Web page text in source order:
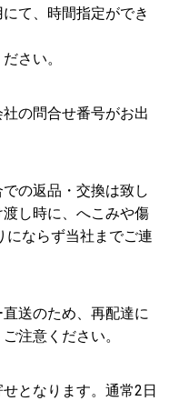
て、時間指定ができ
さい。
の問合せ番号がお出
の返品・交換は致し
し時に、へこみや傷
にならず当社までご連
送のため、再配達に
注意ください。
となります。通常2日